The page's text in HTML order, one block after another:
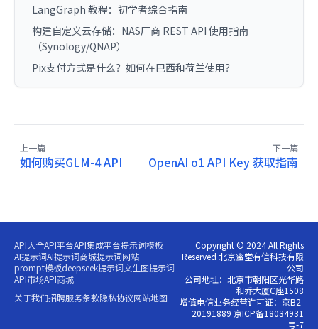
LangGraph 教程：初学者综合指南
构建自定义云存储：NAS厂商 REST API 使用指南
（Synology/QNAP）
Pix支付方式是什么？如何在巴西和荷兰使用？
上一篇
如何购买GLM-4 API
下一篇
OpenAI o1 API Key 获取指南
API大全API平台API集成平台提示词模板
AI提示词AI提示词商城提示词网站
prompt模板deepseek提示词文生图提示词
API市场API商城
关于我们招聘服务条款隐私协议网站地图
Copyright © 2024 All Rights
Reserved 北京蜜堂有信科技有限
公司
公司地址：北京市朝阳区光华路
和乔大厦C座1508
增值电信业务经营许可证：京B2-
20191889 京ICP备18034931
号-7